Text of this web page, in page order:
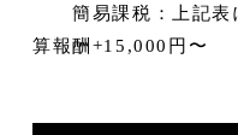
簡易課税：上記表
算報酬+15,000円〜